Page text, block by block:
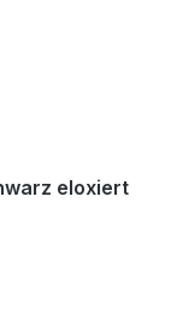
eloxiert